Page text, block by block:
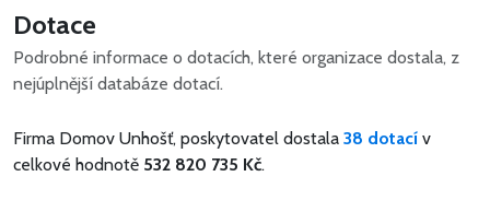
Dotace
Podrobné informace o dotacích, které organizace dostala, z
nejúplnější databáze dotací.
Firma Domov Unhošť, poskytovatel dostala 38 dotací v
celkové hodnotě 532 820 735 Kč.